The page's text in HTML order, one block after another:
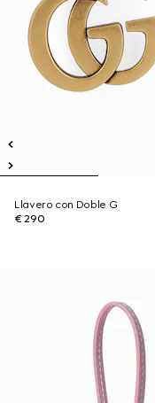
Llavero con Doble G
€ 290